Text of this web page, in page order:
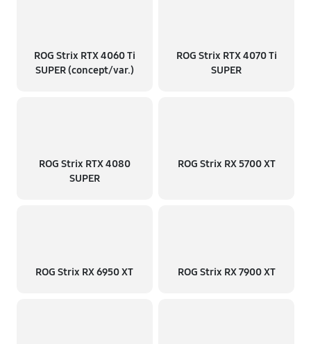
ROG Strix RTX 4060 Ti
SUPER (concept/var.)
ROG Strix RTX 4070 Ti
SUPER
ROG Strix RTX 4080
SUPER
ROG Strix RX 5700 XT
ROG Strix RX 6950 XT ROG Strix RX 7900 XT